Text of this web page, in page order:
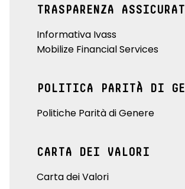
TRASPARENZA
Informativa Ivass
Mobilize Financial Services
POLITICA PARITÀ DI
Politiche Parità di Genere
CARTA DEI VALORI
Carta dei Valori